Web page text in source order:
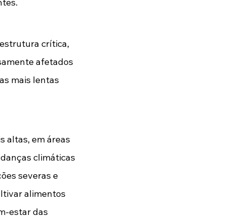
crítica,
afetados
mais lentas
altas, em áreas
climáticas
severas e
alimentos
estar das